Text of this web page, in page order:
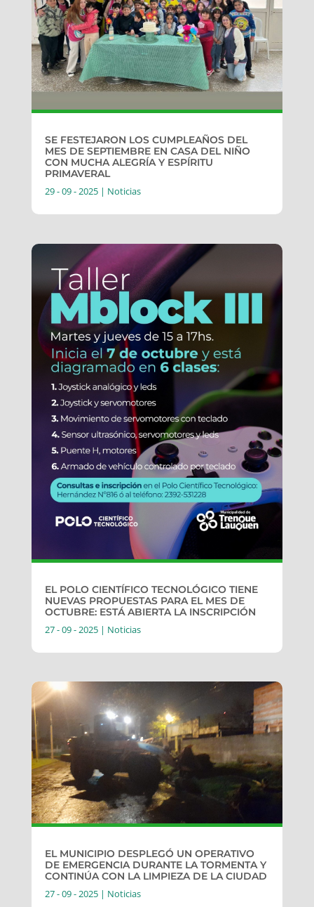
SE FESTEJARON LOS CUMPLEAÑOS DEL
MES DE SEPTIEMBRE EN CASA DEL NIÑO
CON MUCHA ALEGRÍA Y ESPÍRITU
PRIMAVERAL
29 - 09 - 2025| Noticias
EL POLO CIENTÍFICO TECNOLÓGICO TIENE
NUEVAS PROPUESTAS PARA EL MES DE
OCTUBRE: ESTÁ ABIERTA LA INSCRIPCIÓN
27 - 09 - 2025| Noticias
EL MUNICIPIO DESPLEGÓ UN OPERATIVO
DE EMERGENCIA DURANTE LA TORMENTA Y
CONTINÚA CON LA LIMPIEZA DE LA CIUDAD
27 - 09 - 2025| Noticias